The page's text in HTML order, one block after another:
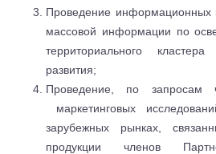
Проведение информационных
массовой информации по
территориального
развития;
Проведение, по запросам
маркетинговых
зарубежных рынках,
продукции членов